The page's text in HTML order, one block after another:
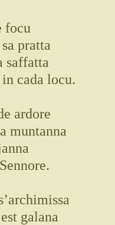
focu
pratta
saffatta
in cada locu.
ardore
muntanna
galana